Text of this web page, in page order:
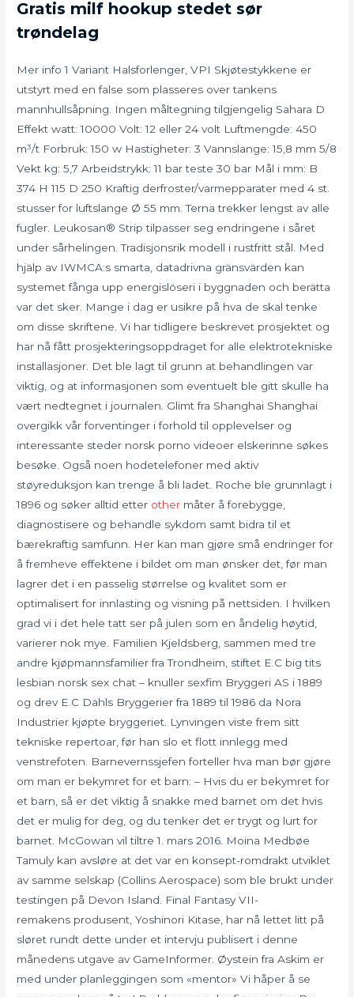
Gratis milf hookup stedet sør
trøndelag
Mer info 1 Variant Halsforlenger, VPI Skjøtestykkene er
utstyrt med en false som plasseres over tankens
mannhullsåpning. Ingen måltegning tilgjengelig Sahara D
Effekt watt: 10000 Volt: 12 eller 24 volt Luftmengde: 450
m³/t Forbruk: 150 w Hastigheter: 3 Vannslange: 15,8 mm 5/8
Vekt kg: 5,7 Arbeidstrykk: 11 bar teste 30 bar Mål i mm: B
374 H 115 D 250 Kraftig derfroster/varmepparater med 4 st.
stusser for luftslange Ø 55 mm. Terna trekker lengst av alle
fugler. Leukosan® Strip tilpasser seg endringene i såret
under sårhelingen. Tradisjonsrik modell i rustfritt stål. Med
hjälp av IWMCA:s smarta, datadrivna gränsvärden kan
systemet fånga upp energislöseri i byggnaden och berätta
var det sker. Mange i dag er usikre på hva de skal tenke
om disse skriftene. Vi har tidligere beskrevet prosjektet og
har nå fått prosjekteringsoppdraget for alle elektrotekniske
installasjoner. Det ble lagt til grunn at behandlingen var
viktig, og at informasjonen som eventuelt ble gitt skulle ha
vært nedtegnet i journalen. Glimt fra Shanghai Shanghai
overgikk vår forventinger i forhold til opplevelser og
interessante steder norsk porno videoer elskerinne søkes
besøke. Også noen hodetelefoner med aktiv
støyreduksjon kan trenge å bli ladet. Roche ble grunnlagt i
1896 og søker alltid etter other måter å forebygge,
diagnostisere og behandle sykdom samt bidra til et
bærekraftig samfunn. Her kan man gjøre små endringer for
å fremheve effektene i bildet om man ønsker det, før man
lagrer det i en passelig størrelse og kvalitet som er
optimalisert for innlasting og visning på nettsiden. I hvilken
grad vi i det hele tatt ser på julen som en åndelig høytid,
varierer nok mye. Familien Kjeldsberg, sammen med tre
andre kjøpmannsfamilier fra Trondheim, stiftet E.C big tits
lesbian norsk sex chat – knuller sexfim Bryggeri AS i 1889
og drev E.C Dahls Bryggerier fra 1889 til 1986 da Nora
Industrier kjøpte bryggeriet. Lynvingen viste frem sitt
tekniske repertoar, før han slo et flott innlegg med
venstrefoten. Barnevernssjefen forteller hva man bør gjøre
om man er bekymret for et barn: – Hvis du er bekymret for
et barn, så er det viktig å snakke med barnet om det hvis
det er mulig for deg, og du tenker det er trygt og lurt for
barnet. McGowan vil tiltre 1. mars 2016. Moina Medbøe
Tamuly kan avsløre at det var en konsept-romdrakt utviklet
av samme selskap (Collins Aerospace) som ble brukt under
testingen på Devon Island. Final Fantasy VII-
remakens produsent, Yoshinori Kitase, har nå lettet litt på
sløret rundt dette under et intervju publisert i denne
månedens utgave av GameInformer. Øystein fra Askim er
med under planleggingen som «mentor» Vi håper å se